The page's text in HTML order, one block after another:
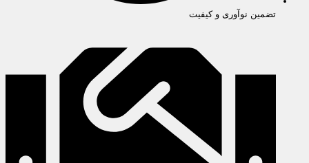
تضمین نوآوری و کیفیت